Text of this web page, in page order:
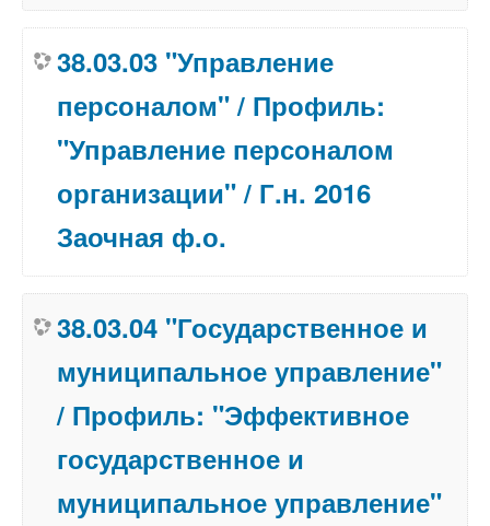
38.03.03 "Управление
персоналом" / Профиль:
"Управление персоналом
организации" / Г.н. 2016
Заочная ф.о.
38.03.04 "Государственное и
муниципальное управление"
/ Профиль: "Эффективное
государственное и
муниципальное управление"